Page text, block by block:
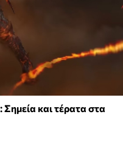
και τέρατα στα